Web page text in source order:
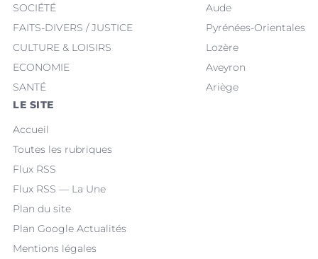
SOCIÉTÉ
FAITS-DIVERS / JUSTICE
CULTURE & LOISIRS
ECONOMIE
SANTÉ
Aude
Pyrénées-Orientales
Lozère
Aveyron
Ariège
LE SITE
Accueil
Toutes les rubriques
Flux RSS
Flux RSS — La Une
Plan du site
Plan Google Actualités
Mentions légales